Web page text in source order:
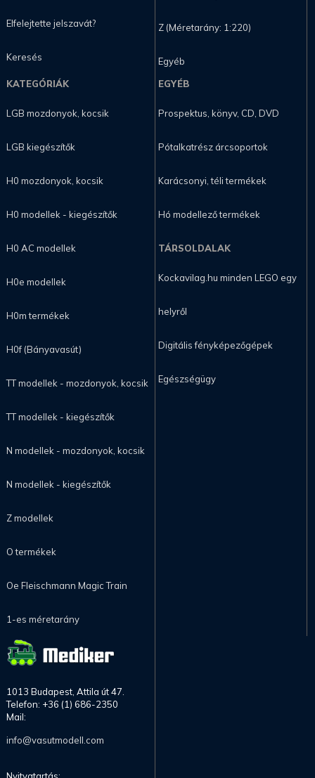
Elfelejtette jelszavát?
Keresés
Z (Méretarány: 1:220)
Egyéb
KATEGÓRIÁK
LGB mozdonyok, kocsik
LGB kiegészítők
H0 mozdonyok, kocsik
H0 modellek - kiegészítők
H0 AC modellek
H0e modellek
H0m termékek
H0f (Bányavasút)
TT modellek - mozdonyok, kocsik
TT modellek - kiegészítők
N modellek - mozdonyok, kocsik
N modellek - kiegészítők
Z modellek
O termékek
Oe Fleischmann Magic Train
1-es méretarány
EGYÉB
Prospektus, könyv, CD, DVD
Pótalkatrész árcsoportok
Karácsonyi, téli termékek
Hó modellező termékek
TÁRSOLDALAK
Kockavilag.hu minden LEGO egy
helyről
Digitális fényképezőgépek
Egészségügy
1013 Budapest, Attila út 47.
Telefon: +36 (1) 686-2350
Mail:
info@vasutmodell.com